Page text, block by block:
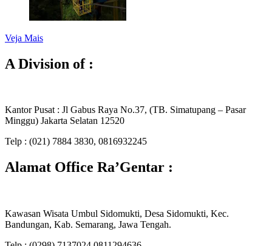
Veja Mais
A Division of :
Kantor Pusat : Jl Gabus Raya No.37, (TB. Simatupang – Pasar
Minggu) Jakarta Selatan 12520
Telp : (021) 7884 3830, 0816932245
Alamat Office Ra’Gentar :
Kawasan Wisata Umbul Sidomukti, Desa Sidomukti, Kec.
Bandungan, Kab. Semarang, Jawa Tengah.